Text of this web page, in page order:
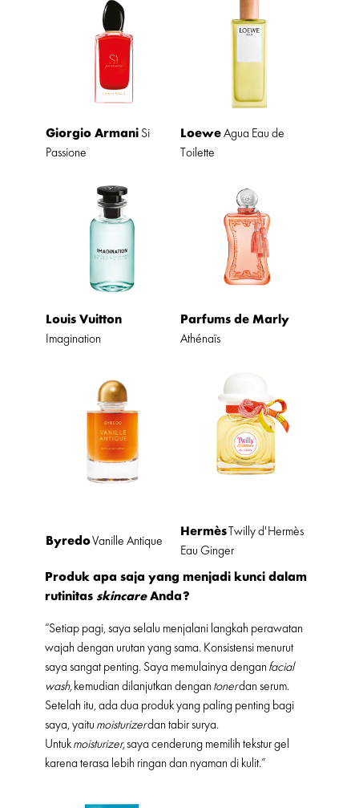
Giorgio Armani Si
Passione
LoeweAgua Eau de
Toilette
Louis Vuitton
Imagination
Parfums de Marly
Athénaïs
ByredoVanille Antique
HermèsTwilly d'Hermès
Eau Ginger
Produk apa saja yang menjadi kunci dalam
rutinitas skincareAnda?
“Setiap pagi, saya selalu menjalani langkah perawatan
wajah dengan urutan yang sama. Konsistensi menurut
saya sangat penting. Saya memulainya dengan facial
wash,kemudian dilanjutkan dengan tonerdan serum.
Setelah itu, ada dua produk yang paling penting bagi
saya, yaitu moisturizerdan tabir surya.
Untukmoisturizer,saya cenderung memilih tekstur gel
karena terasa lebih ringan dan nyaman di kulit.”